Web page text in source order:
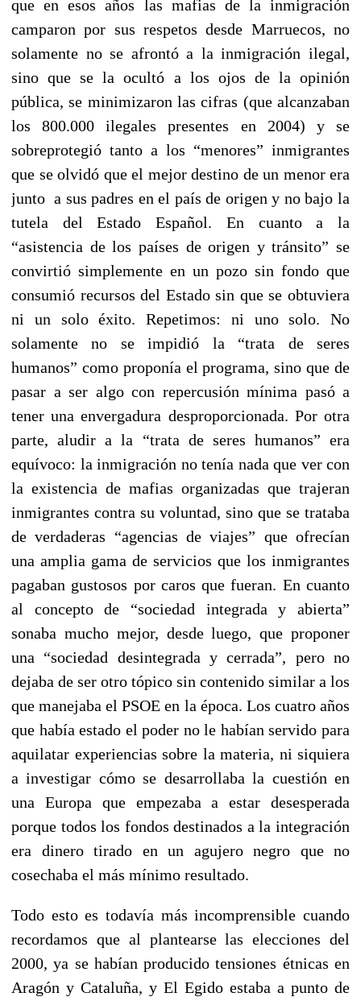
que en esos años las mafias de la inmigración
camparon por sus respetos desde Marruecos, no
solamente no se afrontó a la inmigración ilegal,
sino que se la ocultó a los ojos de la opinión
pública, se minimizaron las cifras (que alcanzaban
los 800.000 ilegales presentes en 2004) y se
sobreprotegió tanto a los “menores” inmigrantes
que se olvidó que el mejor destino de un menor era
junto a sus padres en el país de origen y no bajo la
tutela del Estado Español. En cuanto a la
“asistencia de los países de origen y tránsito” se
convirtió simplemente en un pozo sin fondo que
consumió recursos del Estado sin que se obtuviera
ni un solo éxito. Repetimos: ni uno solo. No
solamente no se impidió la “trata de seres
humanos” como proponía el programa, sino que de
pasar a ser algo con repercusión mínima pasó a
tener una envergadura desproporcionada. Por otra
parte, aludir a la “trata de seres humanos” era
equívoco: la inmigración no tenía nada que ver con
la existencia de mafias organizadas que trajeran
inmigrantes contra su voluntad, sino que se trataba
de verdaderas “agencias de viajes” que ofrecían
una amplia gama de servicios que los inmigrantes
pagaban gustosos por caros que fueran. En cuanto
al concepto de “sociedad integrada y abierta”
sonaba mucho mejor, desde luego, que proponer
una “sociedad desintegrada y cerrada”, pero no
dejaba de ser otro tópico sin contenido similar a los
que manejaba el PSOE en la época. Los cuatro años
que había estado el poder no le habían servido para
aquilatar experiencias sobre la materia, ni siquiera
a investigar cómo se desarrollaba la cuestión en
una Europa que empezaba a estar desesperada
porque todos los fondos destinados a la integración
era dinero tirado en un agujero negro que no
cosechaba el más mínimo resultado.
Todo esto es todavía más incomprensible cuando
recordamos que al plantearse las elecciones del
2000, ya se habían producido tensiones étnicas en
Aragón y Cataluña, y El Egido estaba a punto de